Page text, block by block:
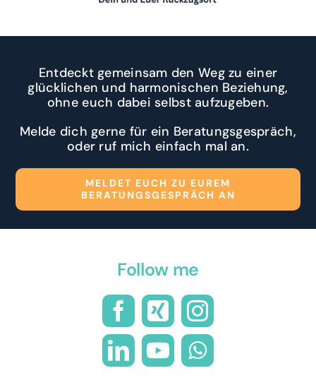
Entdeckt gemeinsam den Weg zu einer
glücklichen und harmonischen Beziehung,
ohne euch dabei selbst aufzugeben.
Melde dich gerne für ein Beratungsgespräch,
oder ruf mich einfach mal an.
MELDET EUCH ZU EUREM
BERATUNGSGESPRÄCH AN
Follow me